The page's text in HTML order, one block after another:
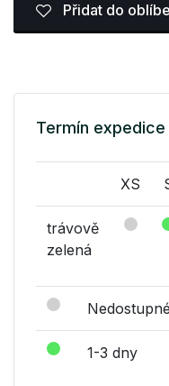
Přidat do
Termín expedice
XS
trávově
zelená
Nedostupné
1-3 dny